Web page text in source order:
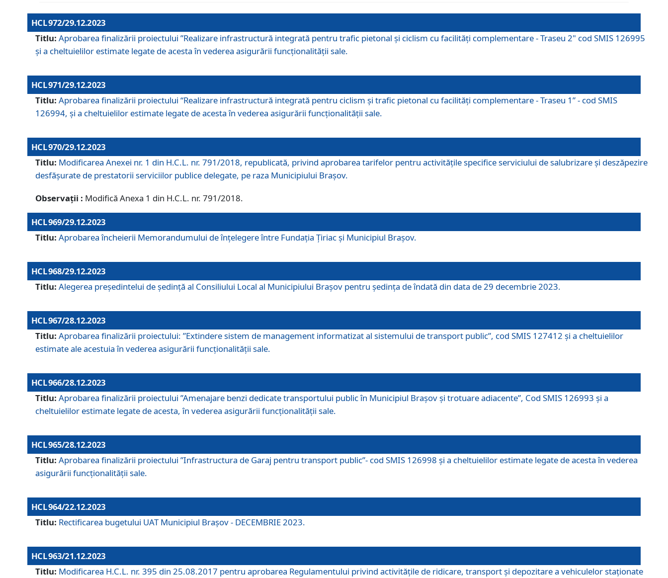
HCL 972/29.12.2023
Titlu: Aprobarea finalizării proiectului ”Realizare infrastructură integrată pentru trafic pietonal și ciclism cu facilități complementare - Traseu 2" cod SMIS 126995
și a cheltuielilor estimate legate de acesta în vederea asigurării funcționalității sale.
HCL 971/29.12.2023
Titlu: Aprobarea finalizării proiectului “Realizare infrastructură integrată pentru ciclism şi trafic pietonal cu facilităţi complementare - Traseu 1” - cod SMIS
126994, și a cheltuielilor estimate legate de acesta în vederea asigurării funcționalității sale.
HCL 970/29.12.2023
Titlu: Modificarea Anexei nr. 1 din H.C.L. nr. 791/2018, republicată, privind aprobarea tarifelor pentru activitățile specifice serviciului de salubrizare și deszăpezire
desfășurate de prestatorii serviciilor publice delegate, pe raza Municipiului Brașov.
Observații : Modifică Anexa 1 din H.C.L. nr. 791/2018.
HCL 969/29.12.2023
Titlu: Aprobarea încheierii Memorandumului de înțelegere între Fundația Țiriac și Municipiul Brașov.
HCL 968/29.12.2023
Titlu: Alegerea preşedintelui de şedinţă al Consiliului Local al Municipiului Braşov pentru ședința de îndată din data de 29 decembrie 2023.
HCL 967/28.12.2023
Titlu: Aprobarea finalizării proiectului: ”Extindere sistem de management informatizat al sistemului de transport public”, cod SMIS 127412 și a cheltuielilor
estimate ale acestuia în vederea asigurării funcționalității sale.
HCL 966/28.12.2023
Titlu: Aprobarea finalizării proiectului ”Amenajare benzi dedicate transportului public în Municipiul Brașov şi trotuare adiacente”, Cod SMIS 126993 și a
cheltuielilor estimate legate de acesta, în vederea asigurării funcționalității sale.
HCL 965/28.12.2023
Titlu: Aprobarea finalizării proiectului ”Infrastructura de Garaj pentru transport public”- cod SMIS 126998 și a cheltuielilor estimate legate de acesta în vederea
asigurării funcționalității sale.
HCL 964/22.12.2023
Titlu: Rectificarea bugetului UAT Municipiul Braşov - DECEMBRIE 2023.
HCL 963/21.12.2023
Titlu: Modificarea H.C.L. nr. 395 din 25.08.2017 pentru aprobarea Regulamentului privind activitățile de ridicare, transport şi depozitare a vehiculelor staționate